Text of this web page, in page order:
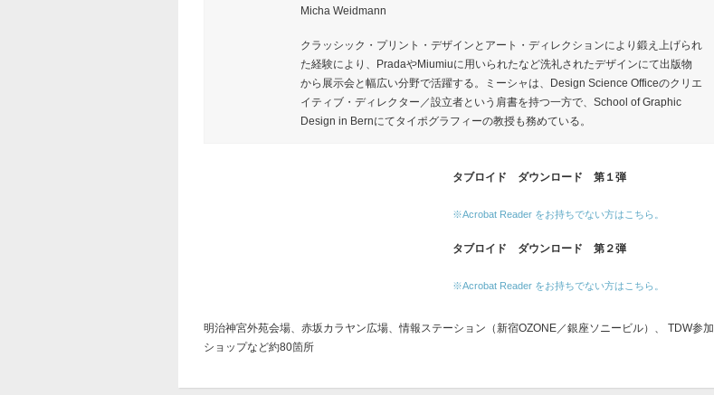
Micha Weidmann
クラッシック・プリント・デザインとアート・ディレクションにより鍛え上げられ
た経験により、PradaやMiumiuに用いられたなど洗礼されたデザインにて出版物
から展示会と幅広い分野で活躍する。ミーシャは、Design Science Officeのクリエ
イティブ・ディレクター／設立者という肩書を持つ一方で、School of Graphic
Design in Bernにてタイポグラフィーの教授も務めている。
タブロイド ダウンロード 第１弾
※Acrobat Reader をお持ちでない方はこちら。
タブロイド ダウンロード 第２弾
※Acrobat Reader をお持ちでない方はこちら。
明治神宮外苑会場、赤坂カラヤン広場、情報ステーション（新宿OZONE／銀座ソニービル）、 TDW参加
ショップなど約80箇所